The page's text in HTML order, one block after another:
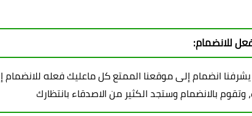
للانضمام:
يشرفنا انضمام إلى موقعنا الممتع كل ماعليك فعله للانضمام
وتقوم بالانضمام وستجد الكثير من الاصدقاء بانتظارك